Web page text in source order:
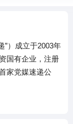
”）成立于2003年
国有企业，注册
家党媒速递公
驱动，以上下